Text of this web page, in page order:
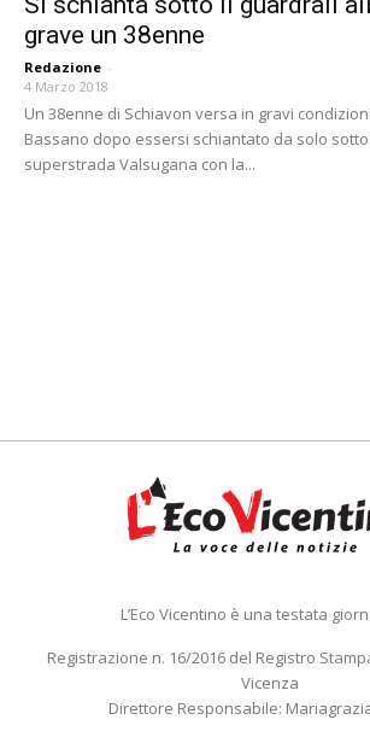
grave un 38enne
Redazione -
4 Marzo 2018
Un 38enne di Schiavon versa in gravi
Bassano dopo essersi schiantato da solo
superstrada Valsugana con la...
L’Eco Vicentino è una testata
Registrazione n. 16/2016 del Registro
Vicenza
Direttore Responsabile: